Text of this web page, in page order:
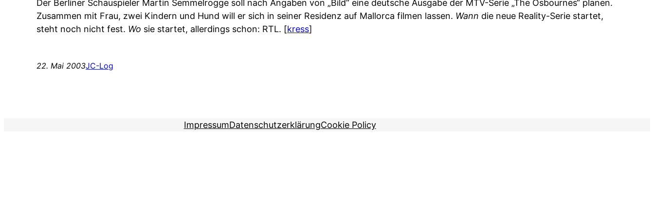
Der Berliner Schauspieler Martin Semmelrogge soll nach Angaben von „Bild“ eine deutsche Ausgabe der MTV-Serie „The Osbournes“ planen.
Zusammen mit Frau, zwei Kindern und Hund will er sich in seiner Residenz auf Mallorca filmen lassen. Wann die neue Reality-Serie startet,
steht noch nicht fest. Wo sie startet, allerdings schon: RTL. [kress]
22. Mai 2003JC-Log
ImpressumDatenschutzerklärungCookie Policy